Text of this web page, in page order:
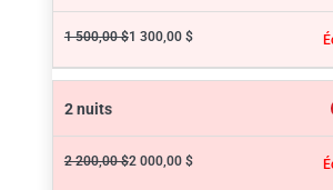
1 500,00 $1 300,00 $
2 nuits
2 200,00 $2 000,00 $